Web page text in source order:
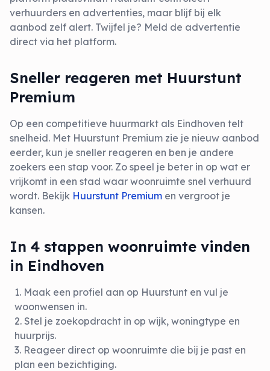
verhuurders en advertenties, maar blijf bij elk
aanbod zelf alert. Twijfel je? Meld de advertentie
direct via het platform.
Sneller reageren met Huurstunt
Premium
Op een competitieve huurmarkt als Eindhoven telt
snelheid. Met Huurstunt Premium zie je nieuw aanbod
eerder, kun je sneller reageren en ben je andere
zoekers een stap voor. Zo speel je beter in op wat er
vrijkomt in een stad waar woonruimte snel verhuurd
wordt. Bekijk Huurstunt Premium en vergroot je
kansen.
In 4 stappen woonruimte vinden
in Eindhoven
Maak een profiel aan op Huurstunt en vul je
woonwensen in.
Stel je zoekopdracht in op wijk, woningtype en
huurprijs.
Reageer direct op woonruimte die bij je past en
plan een bezichtiging.